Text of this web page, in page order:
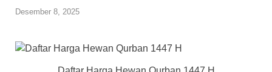
Desember 8, 2025